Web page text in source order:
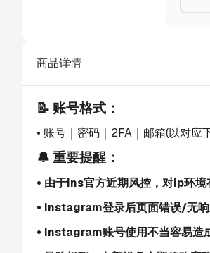
商品详情
📝 账号格式：
• 账号｜密码｜2FA｜邮箱(以对应
🔔 重要提醒：
• 由于ins官方近期风控，对ip环
• Instagram登录后页面错误/无
• Instagram账号使用不当容易造